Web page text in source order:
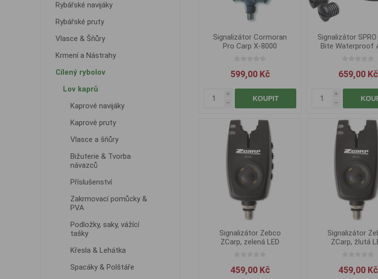
Signalizátor Cormoran
Pro Carp X-8000
599,00 Kč
i
h
KOUPIT
Signalizátor
Bite Waterproof
659,00 Kč
i
h
Signalizátor Zebco
ZCarp, zelená LED
459,00 Kč
Signalizátor
ZCarp, žlutá
459,00 Kč
Rybářské navijáky
Rybářské pruty
Vlasce & Šňůry
Krmení a Nástrahy
Cílený rybolov
Lov kaprů
Kaprové navijáky
Kaprové pruty
Vlasce a šňůry
Bižuterie & Tvorba
návazců
Příslušenství
Zakrmovací pomůcky &
PVA
Podložky, saky, vážící
tašky
Křesla & Lehátka
Spacáky & Polštáře